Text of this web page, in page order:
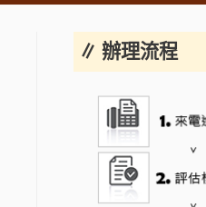
∥ 辦理流程